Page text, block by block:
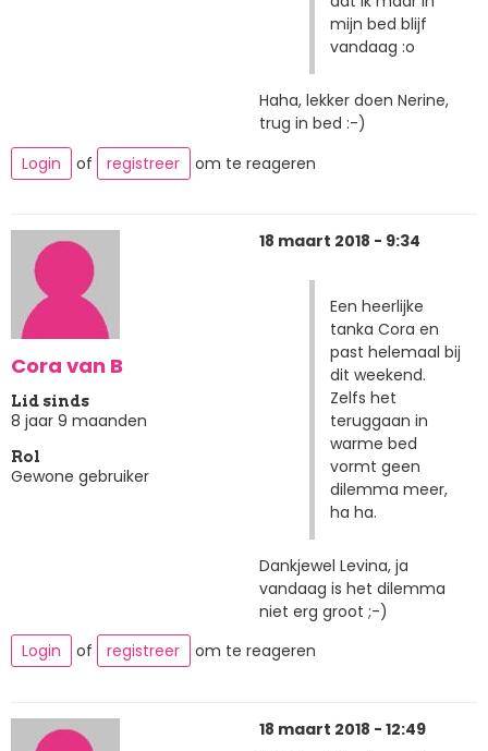
mijn bed blijf
vandaag :o
Haha, lekker doen Nerine,
trug in bed :-)
Login
of registreer om te reageren
Cora van B
Lid sinds
8 jaar 9 maanden
Rol
Gewone gebruiker
18 maart 2018 - 9:34
Een heerlijke
tanka Cora en
past helemaal bij
dit weekend.
Zelfs het
teruggaan in
warme bed
vormt geen
dilemma meer,
ha ha.
Dankjewel Levina, ja
vandaag is het dilemma
niet erg groot ;-)
Login
of registreer om te reageren
18 maart 2018 - 12:49